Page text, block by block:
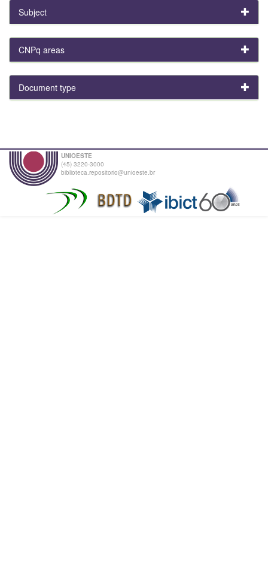
Subject
CNPq areas
Document type
UNIOESTE
(45) 3220-3000
biblioteca.repositorio@unioeste.br